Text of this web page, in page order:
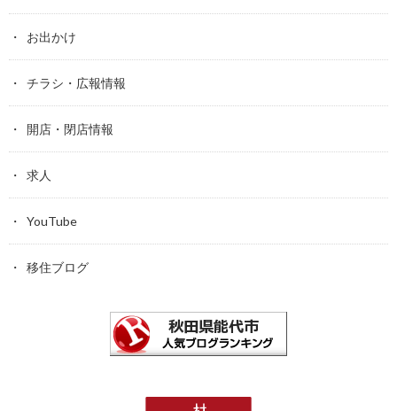
お出かけ
チラシ・広報情報
開店・閉店情報
求人
YouTube
移住ブログ